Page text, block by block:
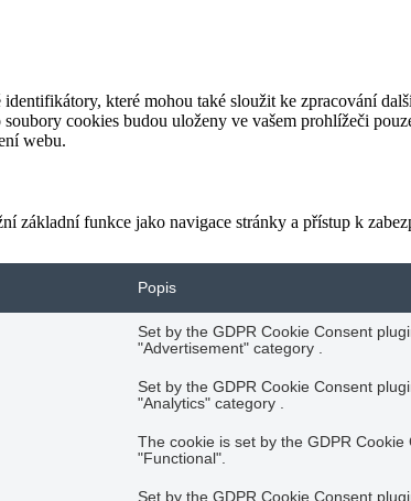
které mohou také sloužit ke zpracování
cookies budou uloženy ve vašem prohlížeči
webu.
základní funkce jako navigace stránky a přístup k
Popis
Set by the GDPR Cookie Consent
"Advertisement" category .
Set by the GDPR Cookie Consent
"Analytics" category .
The cookie is set by the GDPR
"Functional".
Set by the GDPR Cookie Consent